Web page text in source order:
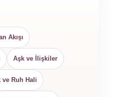
Akışı
Aşk ve İlişkiler
ve Ruh Hali